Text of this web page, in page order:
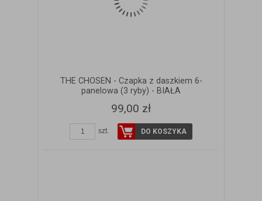
THE CHOSEN - Czapka z daszkiem 6-
panelowa (3 ryby) - BIAŁA
99,00 zł
szt. DO KOSZYKA